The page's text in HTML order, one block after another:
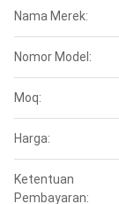
Nama Merek:
Nomor Model:
Moq:
Harga:
Ketentuan
Pembayaran: